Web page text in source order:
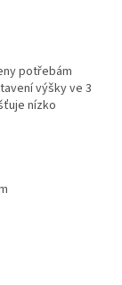
potřebám
výšky ve 3
nízko